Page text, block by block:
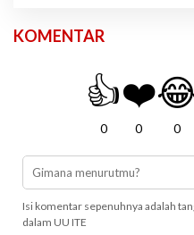
KOMENTAR
👍
0
❤️
0 0
Isi komentar sepenuhnya adalah
dalam UU ITE